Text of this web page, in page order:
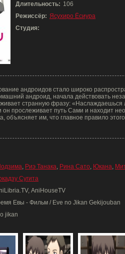
Длительность: 106
Режиссёр: Ясухиро Ёсиура
Студия:
андроидов стало широко
андроид, начала действовать
странную фразу:
он прослеживает путь Сами и находит
объясняет им, что главное правило
, Риэ Танака, Рина Сато, Юкана,
Сугита
AniHouseTV
Евы - Фильм / Eve no Jikan Gekijouban
jikan